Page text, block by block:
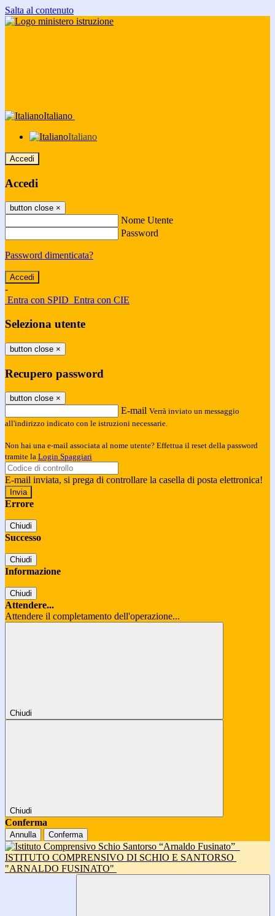
Salta al contenuto
Italiano
Italiano
Accedi
Accedi
button close ×
Nome Utente
Password
Password dimenticata?
-
Entra con SPID Entra con CIE
Seleziona utente
button close ×
Recupero password
button close ×
E-mail Verrà inviato un messaggio
all'indirizzo indicato con le istruzioni necessarie.
Non hai una e-mail associata al nome utente? Effettua il reset della password
tramite la Login Spaggiari
E-mail inviata, si prega di controllare la casella di posta elettronica!
Errore
Chiudi
Successo
Chiudi
Informazione
Chiudi
Attendere...
Attendere il completamento dell'operazione...
Chiudi
Chiudi
Conferma
Annulla Conferma
ISTITUTO COMPRENSIVO DI SCHIO E SANTORSO
"ARNALDO FUSINATO"